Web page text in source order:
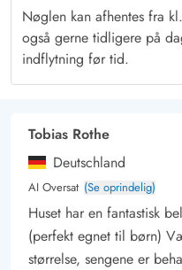
Blåvand, Skallingen og Ho
Ho er et lille ferieområde
fredeligt område proppet
besøge halvøen
I Blåvand er der gode
restauranter og
finder i Blåvands by. Vi kan
Blåvandshuk Fyr. Fra
over kysten,
Nøglen kan afhentes fra
også gerne tidligere på
indflytning før tid.
Tobias Rothe
Deutschland
AI Oversat (Se oprindelig)
Huset har en fantastisk
(perfekt egnet til børn)
størrelse, sengene er